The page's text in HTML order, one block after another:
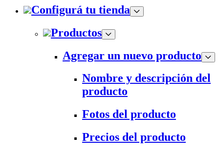
Configurá tu tienda
Productos
Agregar un nuevo producto
Nombre y descripción del
producto
Fotos del producto
Precios del producto